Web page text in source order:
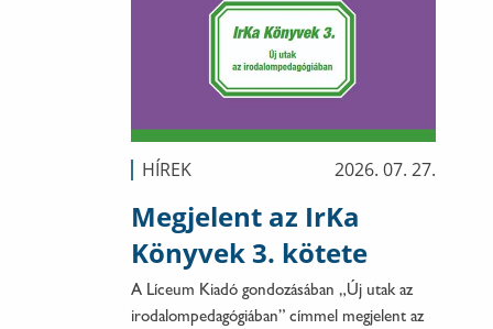
HÍREK 2026. 07. 27.
Megjelent az IrKa
Könyvek 3. kötete
A Líceum Kiadó gondozásában „Új utak az
irodalompedagógiában” címmel megjelent az